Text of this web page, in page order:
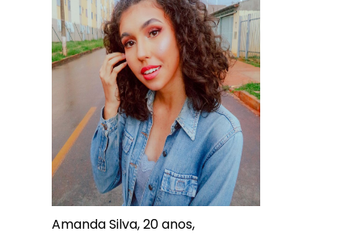
Amanda Silva, 20 anos,